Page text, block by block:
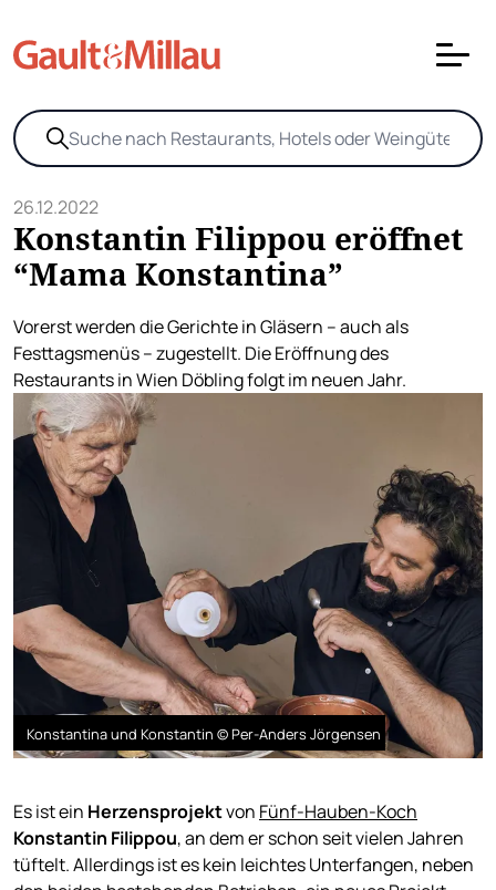
26.12.2022
Konstantin Filippou eröffnet
“Mama Konstantina”
Vorerst werden die Gerichte in Gläsern – auch als
Festtagsmenüs – zugestellt. Die Eröffnung des
Restaurants in Wien Döbling folgt im neuen Jahr.
Konstantina und Konstantin © Per-Anders Jörgensen
Es ist ein Herzensprojektvon Fünf-Hauben-Koch
Konstantin Filippou, an dem er schon seit vielen Jahren
tüftelt. Allerdings ist es kein leichtes Unterfangen, neben